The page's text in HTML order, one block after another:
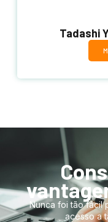
Tadashi
Nunca foi tão fácil
acesso a